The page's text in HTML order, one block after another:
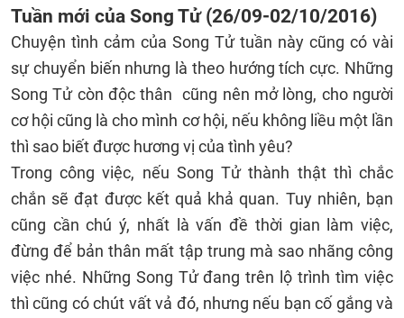
Tuần mới của Song Tử (26/09-02/10/2016)
Chuyện tình cảm của Song Tử tuần này cũng có vài
sự chuyển biến nhưng là theo hướng tích cực. Những
Song Tử còn độc thân cũng nên mở lòng, cho người
cơ hội cũng là cho mình cơ hội, nếu không liều một lần
thì sao biết được hương vị của tình yêu?
Trong công việc, nếu Song Tử thành thật thì chắc
chắn sẽ đạt được kết quả khả quan. Tuy nhiên, bạn
cũng cần chú ý, nhất là vấn đề thời gian làm việc,
đừng để bản thân mất tập trung mà sao nhãng công
việc nhé. Những Song Tử đang trên lộ trình tìm việc
thì cũng có chút vất vả đó, nhưng nếu bạn cố gắng và